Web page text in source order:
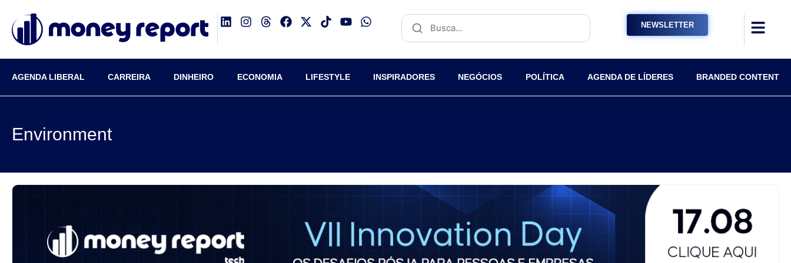
NEWSLETTER
AGENDA LIBERAL CARREIRA DINHEIRO ECONOMIA LIFESTYLE INSPIRADORES NEGÓCIOS POLÍTICA AGENDA DE LÍDERES BRANDED CONTENT
Environment